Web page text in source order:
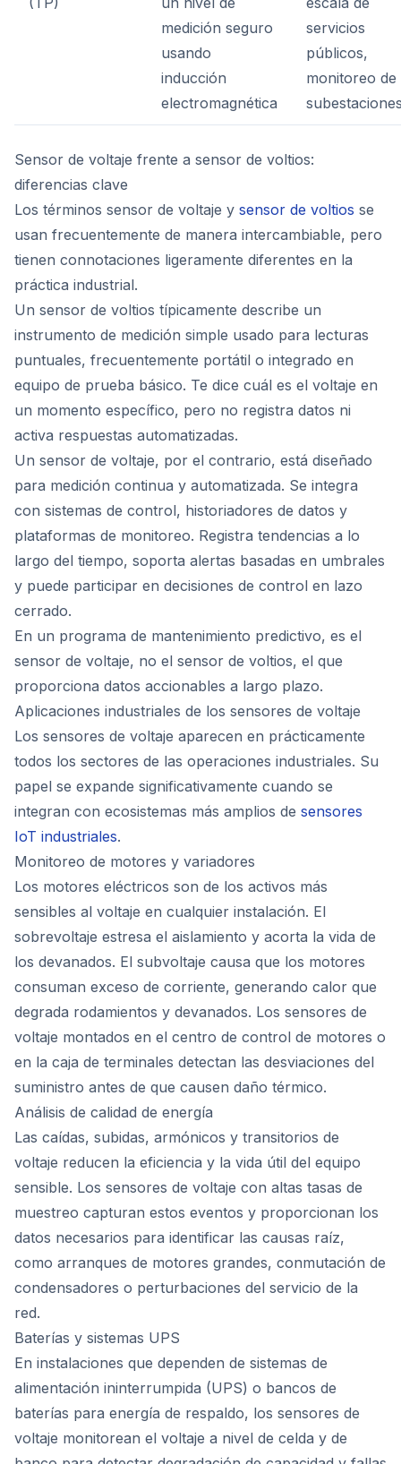
medición seguro
usando
inducción
electromagnética
servicios
públicos,
monitoreo de
Sensor de voltaje frente a sensor de voltios:
diferencias clave
Los términos sensor de voltaje y sensor de voltios se
usan frecuentemente de manera intercambiable, pero
tienen connotaciones ligeramente diferentes en la
práctica industrial.
Un sensor de voltios típicamente describe un
instrumento de medición simple usado para lecturas
puntuales, frecuentemente portátil o integrado en
equipo de prueba básico. Te dice cuál es el voltaje en
un momento específico, pero no registra datos ni
activa respuestas automatizadas.
Un sensor de voltaje, por el contrario, está diseñado
para medición continua y automatizada. Se integra
con sistemas de control, historiadores de datos y
plataformas de monitoreo. Registra tendencias a lo
largo del tiempo, soporta alertas basadas en umbrales
y puede participar en decisiones de control en lazo
cerrado.
En un programa de mantenimiento predictivo, es el
sensor de voltaje, no el sensor de voltios, el que
proporciona datos accionables a largo plazo.
Aplicaciones industriales de los sensores de voltaje
Los sensores de voltaje aparecen en prácticamente
todos los sectores de las operaciones industriales. Su
papel se expande significativamente cuando se
integran con ecosistemas más amplios de sensores
IoT industriales.
Monitoreo de motores y variadores
Los motores eléctricos son de los activos más
sensibles al voltaje en cualquier instalación. El
sobrevoltaje estresa el aislamiento y acorta la vida de
los devanados. El subvoltaje causa que los motores
consuman exceso de corriente, generando calor que
degrada rodamientos y devanados. Los sensores de
voltaje montados en el centro de control de motores o
en la caja de terminales detectan las desviaciones del
suministro antes de que causen daño térmico.
Análisis de calidad de energía
Las caídas, subidas, armónicos y transitorios de
voltaje reducen la eficiencia y la vida útil del equipo
sensible. Los sensores de voltaje con altas tasas de
muestreo capturan estos eventos y proporcionan los
datos necesarios para identificar las causas raíz,
como arranques de motores grandes, conmutación de
condensadores o perturbaciones del servicio de la
red.
Baterías y sistemas UPS
En instalaciones que dependen de sistemas de
alimentación ininterrumpida (UPS) o bancos de
baterías para energía de respaldo, los sensores de
voltaje monitorean el voltaje a nivel de celda y de